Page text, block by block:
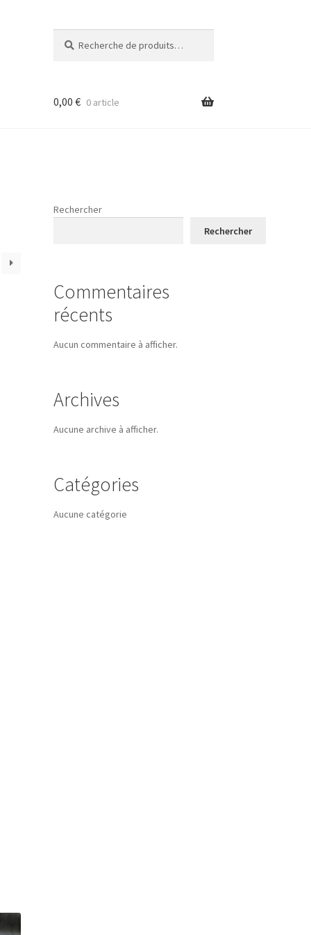
pour :
0,00 € 0 article
Rechercher
Rechercher
Commentaires
récents
Aucun commentaire à afficher.
Archives
Aucune archive à afficher.
Catégories
Aucune catégorie